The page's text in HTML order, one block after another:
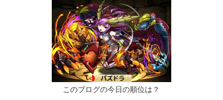
このブログの今日の順位は？